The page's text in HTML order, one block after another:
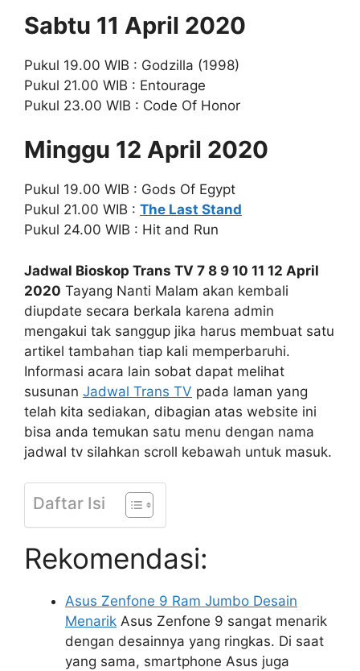
Sabtu 11 April 2020
Pukul 19.00 WIB : Godzilla (1998)
Pukul 21.00 WIB : Entourage
Pukul 23.00 WIB : Code Of Honor
Minggu 12 April 2020
Pukul 19.00 WIB : Gods Of Egypt
Pukul 21.00 WIB : The Last Stand
Pukul 24.00 WIB : Hit and Run
Jadwal Bioskop Trans TV 7 8 9 10 11 12 April
2020 Tayang Nanti Malam akan kembali
diupdate secara berkala karena admin
mengakui tak sanggup jika harus membuat satu
artikel tambahan tiap kali memperbaruhi.
Informasi acara lain sobat dapat melihat
susunan Jadwal Trans TV pada laman yang
telah kita sediakan, dibagian atas website ini
bisa anda temukan satu menu dengan nama
jadwal tv silahkan scroll kebawah untuk masuk.
Daftar Isi
Rekomendasi:
Asus Zenfone 9 Ram Jumbo Desain
Menarik Asus Zenfone 9 sangat menarik
dengan desainnya yang ringkas. Di saat
yang sama, smartphone Asus juga